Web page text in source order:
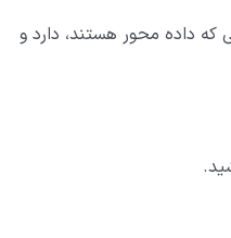
داده محور هستند، دارد و